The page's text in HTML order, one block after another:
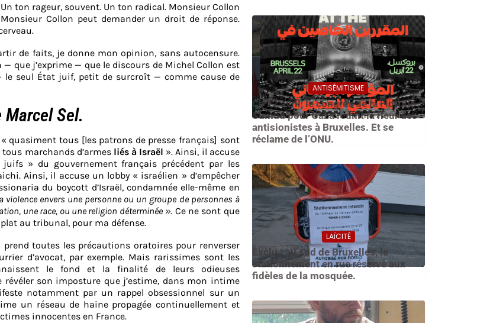
ton rageur, souvent. Un ton radical. Monsieur Collon
Collon peut demander un droit de réponse.
de faits, je donne mon opinion, sans autocensure.
que j’exprime — que le discours de Michel Collon est
le seul État juif, petit de surcroît — comme cause de
Marcel Sel.
quasiment tous [les patrons de presse français] sont
marchands d’armes liés à Israël ». Ainsi, il accuse
» du gouvernement français précédent par les
Ainsi, il accuse un lobby « israélien » d’empêcher
du boycott d’Israël, condamnée elle-même en
envers une personne ou un groupe de personnes à
une race, ou une religion déterminée ». Ce ne sont que
au tribunal, pour ma défense.
toutes les précautions oratoires pour renverser
d’avocat, par exemple. Mais rarissimes sont les
le fond et la finalité de leurs odieuses
son imposture que j’estime, dans mon intime
notamment par un rappel obsessionnel sur un
un réseau de haine propagée continuellement et
innocentes en France.
ANTISÉMITISME
21 avril 2026
Ce 22 avril, le congrès de la Flottille
Sumud pour Gaza réunit la fleur des
antisionistes à Bruxelles. Et se
réclame de l’ONU.
LAÏCITÉ
6 mars 2026
Exclu : au sud de Bruxelles, le
stationnement en rue réservé aux
fidèles de la mosquée.